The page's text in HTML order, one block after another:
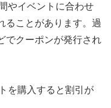
やイベントに合わせ
ることがあります。過
でクーポンが発行され
を購入すると割引が